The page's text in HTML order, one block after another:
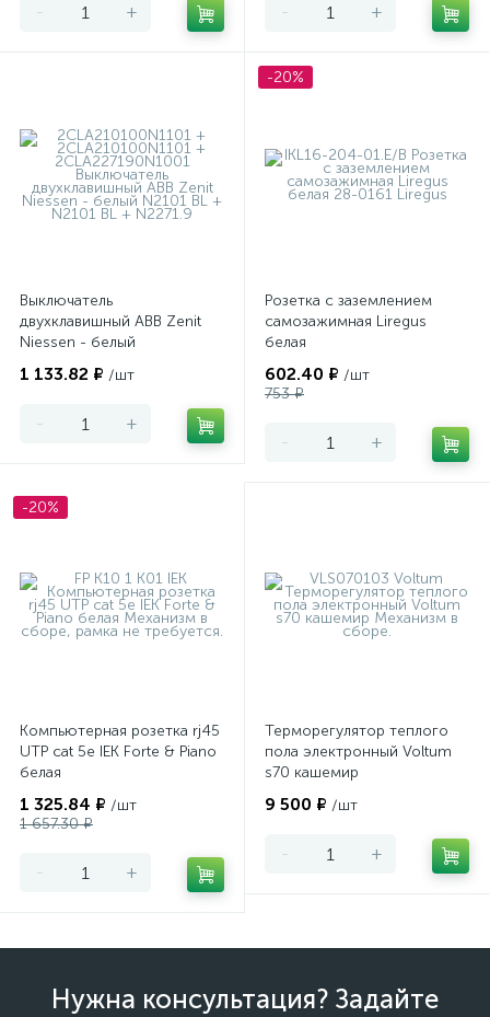
- + - +
Выключатель
двухклавишный ABB Zenit
Niessen - белый
1 133.82 ₽ /шт
- +
-20%
Розетка с заземлением
самозажимная Liregus
белая
602.40 ₽ /шт
753 ₽
- +
-20%
Компьютерная розетка rj45
UTP cat 5e IEK Forte & Piano
белая
1 325.84 ₽ /шт
1 657.30 ₽
- +
Терморегулятор теплого
пола электронный Voltum
s70 кашемир
9 500 ₽ /шт
- +
Нужна консультация? Задайте